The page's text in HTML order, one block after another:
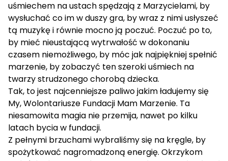
uśmiechem na ustach spędzają z Marzycielami, by
wysłuchać co im w duszy gra, by wraz z nimi usłyszeć
tą muzykę i równie mocno ją poczuć. Poczuć po to,
by mieć nieustającą wytrwałość w dokonaniu
czasem niemożliwego, by móc jak najpiękniej spełnić
marzenie, by zobaczyć ten szeroki uśmiech na
twarzy strudzonego chorobą dziecka.
Tak, to jest najcenniejsze paliwo jakim ładujemy się
My, Wolontariusze Fundacji Mam Marzenie. Ta
niesamowita magia nie przemija, nawet po kilku
latach bycia w fundacji.
Z pełnymi brzuchami wybraliśmy się na kręgle, by
spożytkować nagromadzoną energię. Okrzykom